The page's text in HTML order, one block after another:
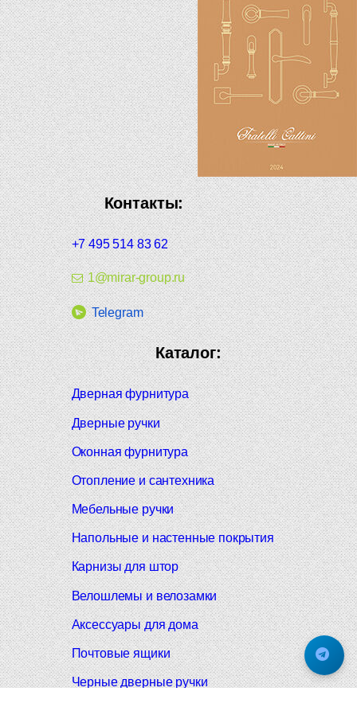
Контакты:
+7 495 514 83 62
1@mirar-group.ru
Telegram
Каталог:
Дверная фурнитура
Дверные ручки
Оконная фурнитура
Отопление и сантехника
Мебельные ручки
Напольные и настенные покрытия
Карнизы для штор
Велошлемы и велозамки
Аксессуары для дома
Почтовые ящики
Черные дверные ручки